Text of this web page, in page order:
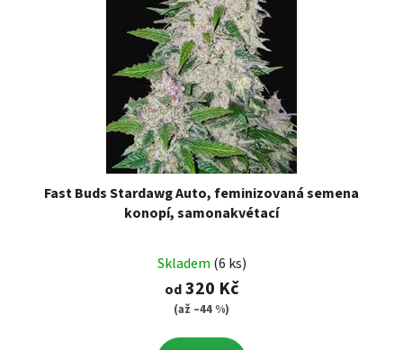
Fast Buds Stardawg Auto, feminizovaná semena
konopí, samonakvétací
Skladem (6 ks)
od320 Kč
(až –44 %)